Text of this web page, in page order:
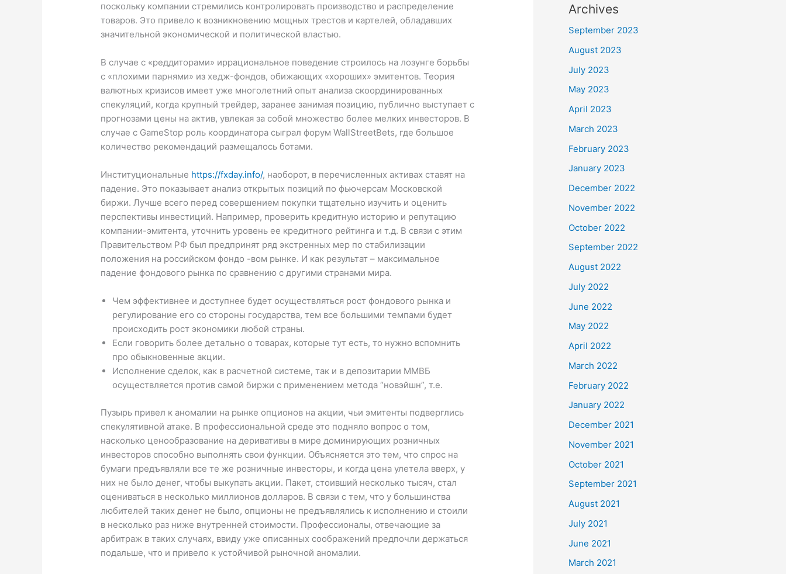
поскольку компании стремились контролировать производство и распределение
товаров. Это привело к возникновению мощных трестов и картелей, обладавших
значительной экономической и политической властью.
В случае с «реддиторами» иррациональное поведение строилось на лозунге борьбы
с «плохими парнями» из хедж-фондов, обижающих «хороших» эмитентов. Теория
валютных кризисов имеет уже многолетний опыт анализа скоординированных
спекуляций, когда крупный трейдер, заранее занимая позицию, публично выступает с
прогнозами цены на актив, увлекая за собой множество более мелких инвесторов. В
случае с GameStop роль координатора сыграл форум WallStreetBets, где большое
количество рекомендаций размещалось ботами.
Институциональные https://fxday.info/, наоборот, в перечисленных активах ставят на
падение. Это показывает анализ открытых позиций по фьючерсам Московской
биржи. Лучше всего перед совершением покупки тщательно изучить и оценить
перспективы инвестиций. Например, проверить кредитную историю и репутацию
компании-эмитента, уточнить уровень ее кредитного рейтинга и т.д. В связи с этим
Правительством РФ был предпринят ряд экстренных мер по стабилизации
положения на российском фондо -вом рынке. И как результат – максимальное
падение фондового рынка по сравнению с другими странами мира.
Чем эффективнее и доступнее будет осуществляться рост фондового рынка и
регулирование его со стороны государства, тем все большими темпами будет
происходить рост экономики любой страны.
Если говорить более детально о товарах, которые тут есть, то нужно вспомнить
про обыкновенные акции.
Исполнение сделок, как в расчетной системе, так и в депозитарии ММВБ
осуществляется против самой биржи с применением метода “новэйшн”, т.е.
Пузырь привел к аномалии на рынке опционов на акции, чьи эмитенты подверглись
спекулятивной атаке. В профессиональной среде это подняло вопрос о том,
насколько ценообразование на деривативы в мире доминирующих розничных
инвесторов способно выполнять свои функции. Объясняется это тем, что спрос на
бумаги предъявляли все те же розничные инвесторы, и когда цена улетела вверх, у
них не было денег, чтобы выкупать акции. Пакет, стоивший несколько тысяч, стал
оцениваться в несколько миллионов долларов. В связи с тем, что у большинства
любителей таких денег не было, опционы не предъявлялись к исполнению и стоили
в несколько раз ниже внутренней стоимости. Профессионалы, отвечающие за
арбитраж в таких случаях, ввиду уже описанных соображений предпочли держаться
подальше, что и привело к устойчивой рыночной аномалии.
Archives
September 2023
August 2023
July 2023
May 2023
April 2023
March 2023
February 2023
January 2023
December 2022
November 2022
October 2022
September 2022
August 2022
July 2022
June 2022
May 2022
April 2022
March 2022
February 2022
January 2022
December 2021
November 2021
October 2021
September 2021
August 2021
July 2021
June 2021
March 2021